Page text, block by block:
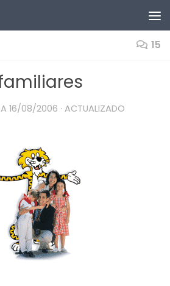
15
16/08/2006 · ACTUALIZADO